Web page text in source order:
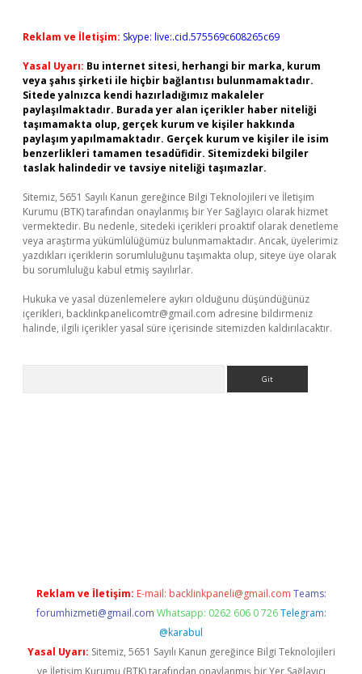
Reklam ve İletişim: Skype: live:.cid.575569c608265c69
Yasal Uyarı: Bu internet sitesi, herhangi bir marka, kurum
veya şahıs şirketi ile hiçbir bağlantısı bulunmamaktadır.
Sitede yalnızca kendi hazırladığımız makaleler
paylaşılmaktadır. Burada yer alan içerikler haber niteliği
taşımamakta olup, gerçek kurum ve kişiler hakkında
paylaşım yapılmamaktadır. Gerçek kurum ve kişiler ile isim
benzerlikleri tamamen tesadüfidir. Sitemizdeki bilgiler
taslak halindedir ve tavsiye niteliği taşımazlar.
Sitemiz, 5651 Sayılı Kanun gereğince Bilgi Teknolojileri ve İletişim
Kurumu (BTK) tarafından onaylanmış bir Yer Sağlayıcı olarak hizmet
vermektedir. Bu nedenle, sitedeki içerikleri proaktif olarak denetleme
veya araştırma yükümlülüğümüz bulunmamaktadır. Ancak, üyelerimiz
yazdıkları içeriklerin sorumluluğunu taşımakta olup, siteye üye olarak
bu sorumluluğu kabul etmiş sayılırlar.
Hukuka ve yasal düzenlemelere aykırı olduğunu düşündüğünüz
içerikleri, backlinkpanelicomtr@gmail.com adresine bildirmeniz
halinde, ilgili içerikler yasal süre içerisinde sitemizden kaldırılacaktır.
Reklam ve İletişim: E-mail: backlinkpaneli@gmail.com Teams:
forumhizmeti@gmail.com Whatsapp: 0262 606 0 726 Telegram:
@karabul
Yasal Uyarı: Sitemiz, 5651 Sayılı Kanun gereğince Bilgi Teknolojileri
ve İletişim Kurumu (BTK) tarafından onaylanmış bir Yer Sağlayıcı